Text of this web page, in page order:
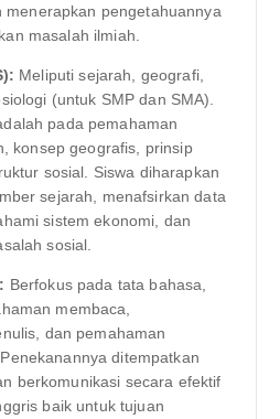
menerapkan pengetahuannya
masalah ilmiah.
Meliputi sejarah, geografi,
(untuk SMP dan SMA).
pada pemahaman
konsep geografis, prinsip
sosial. Siswa diharapkan
sejarah, menafsirkan data
sistem ekonomi, dan
sosial.
Berfokus pada tata bahasa,
membaca,
dan pemahaman
ditempatkan
berkomunikasi secara efektif
baik untuk tujuan